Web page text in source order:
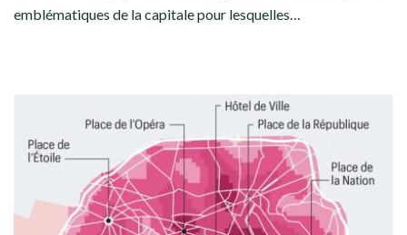
emblématiques de la capitale pour lesquelles…